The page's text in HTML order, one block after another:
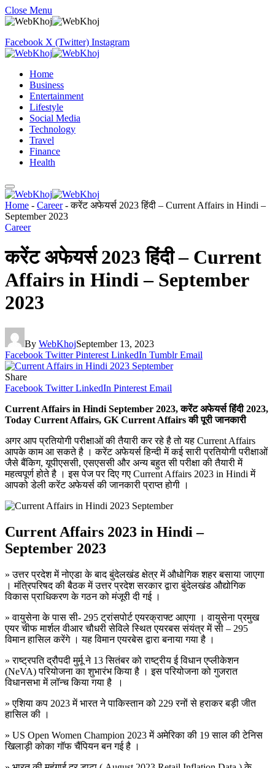
Close Menu
Facebook X (Twitter) Instagram
Home
Business
Entertainment
Lifestyle
Social Media
Technology
Travel
Finance
Health
Home - Career-करेंट अफेयर्स 2023 हिंदी – Current Affairs in Hindi –
September 2023
Career
करेंट अफेयर्स 2023 हिंदी – Current
Affairs in Hindi – September
2023
By WebKhojSeptember 13, 2023
Facebook Twitter Pinterest LinkedIn Tumblr Email
Share
Facebook Twitter LinkedIn Pinterest Email
Current Affairs in Hindi September 2023, करेंट अफेयर्स हिंदी 2023,
Today Current Affairs, GK Current Affairs की पूरी जानकारी
अगर आप प्रतियोगी परीक्षाओं की तैयारी कर रहे है तो यह Current Affairs
आपके काम आ सकते है । करेंट अफेयर्स हिन्दी में कई सारी प्रतियोगी परीक्षाओं
जैसे बैंकिग, यूपीएससी, एसएससी और अन्य बहुत सी परीक्षा की तैयारी में
महत्वपूर्ण होते है । इस पेज पर दिए गए Current Affairs 2023 in Hindi में
आपको डेली करेंट अफेयर्स की जानकारी प्राप्त होगी ।
Current Affairs 2023 in Hindi –
September 2023
» उत्तर प्रदेश में नोएडा के बाद बुंदेलखंड क्षेत्र में औधोगिक शहर बसाया जाएगा
। मंत्रिपरिषद की बैठक में उत्तर प्रदेश सरकार द्वारा बुंदेलखंड औद्योगिक
विकास प्राधिकरण के गठन को मंजूरी दी गई ।
» वायुसेना के पास सी- 295 ट्रांसपोर्ट एयरक्राफ्ट आएगा । वायुसेना प्रमुख
एयर चीफ मार्शल वीआर चौधरी सेविले स्थित एयरबस संयंत्र में सी – 295
विमान हासिल करेंगे । यह विमान एयरबेस द्वारा बनाया गया है ।
» राष्ट्रपति द्रौपदी मुर्मू ने 13 सितंबर को राष्ट्रीय ई विधान एप्लीकेशन
(NeVA) परियोजना का शुभारंभ किया है । इस परियोजना को गुजरात
विधानसभा में लॉन्च किया गया है ।
» एशिया कप 2023 में भारत ने पाकिस्तान को 229 रनों से हराकर बड़ी जीत
हासिल की ।
» US Open Women Champion 2023 में अमेरिका की 19 साल की टेनिस
खिलाड़ी कोका गॉफ चैंपियन बन गई है ।